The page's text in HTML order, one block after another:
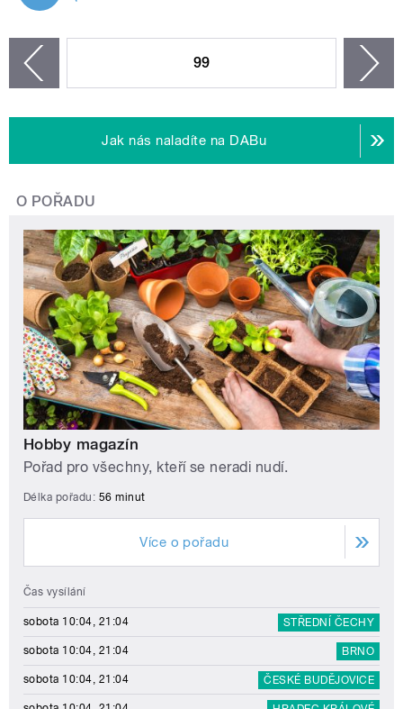
99
Jak nás naladíte na DABu
O POŘADU
Hobby magazín
Pořad pro všechny, kteří se neradi nudí.
Délka pořadu: 56 minut
Více o pořadu
Čas vysílání
sobota 10:04, 21:04 STŘEDNÍ ČECHY
sobota 10:04, 21:04 BRNO
sobota 10:04, 21:04 ČESKÉ BUDĚJOVICE